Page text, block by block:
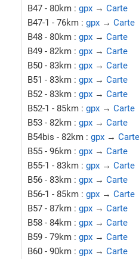
B47 - 80km : gpx → Carte
B47-1 - 76km : gpx → Carte
B48 - 80km : gpx → Carte
B49 - 82km : gpx → Carte
B50 - 83km : gpx → Carte
B51 - 83km : gpx → Carte
B52 - 83km : gpx → Carte
B52-1 - 85km : gpx → Carte
B53 - 82km : gpx → Carte
B54bis - 82km : gpx → Carte
B55 - 96km : gpx → Carte
B55-1 - 83km : gpx → Carte
B56 - 83km : gpx → Carte
B56-1 - 85km : gpx → Carte
B57 - 87km : gpx → Carte
B58 - 84km : gpx → Carte
B59 - 79km : gpx → Carte
B60 - 90km : gpx → Carte